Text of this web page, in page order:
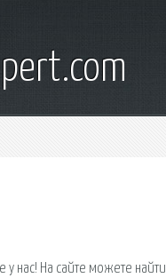
у нас! На сайте можете